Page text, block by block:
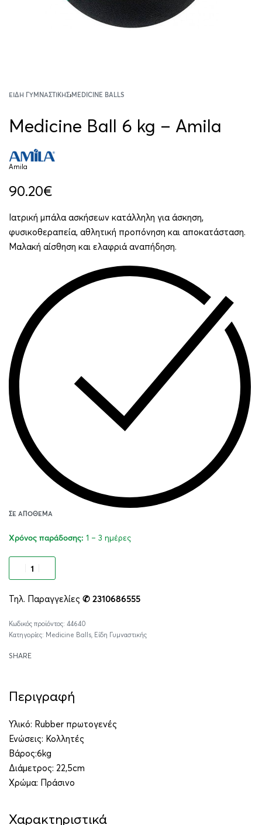
ΕΊΔΗ ΓΥΜΝΑΣΤΙΚΉΣ›MEDICINE BALLS
Medicine Ball 6 kg – Amila
Amila
90.20€
Ιατρική μπάλα ασκήσεων κατάλληλη για άσκηση,
φυσικοθεραπεία, αθλητική προπόνηση και αποκατάσταση.
Μαλακή αίσθηση και ελαφριά αναπήδηση.
ΣΕ ΑΠΌΘΕΜΑ
Χρόνος παράδοσης: 1 – 3 ημέρες
Τηλ. Παραγγελίες ✆ 2310686555
44640
Κατηγορίες: Medicine Balls, Είδη Γυμναστικής
SHARE
Περιγραφή
Υλικό: Rubber πρωτογενές
Ενώσεις: Κολλητές
Βάρος:6kg
Διάμετρος: 22,5cm
Χρώμα: Πράσινο
Χαρακτηριστικά